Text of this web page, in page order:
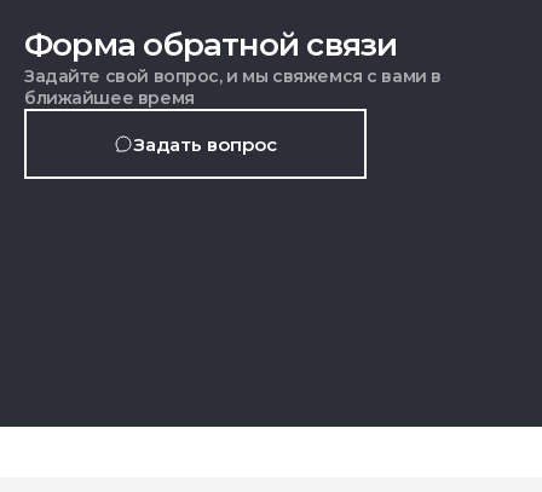
Форма обратной связи
Задайте свой вопрос, и мы свяжемся с вами в
ближайшее время
Задать вопрос